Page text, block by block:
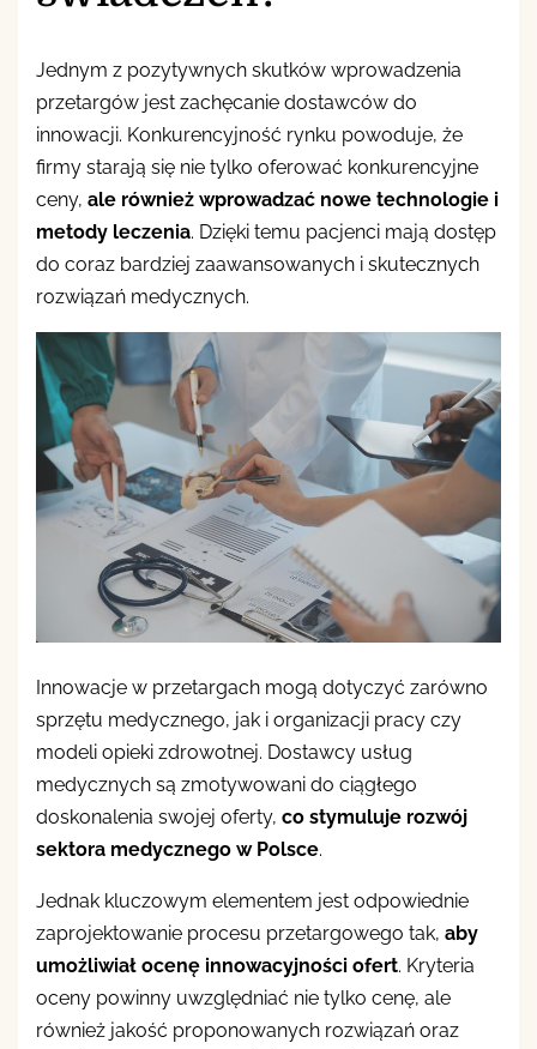
Jednym z pozytywnych skutków wprowadzenia
przetargów jest zachęcanie dostawców do
innowacji. Konkurencyjność rynku powoduje, że
firmy starają się nie tylko oferować konkurencyjne
ceny, ale również wprowadzać nowe technologie i
metody leczenia. Dzięki temu pacjenci mają dostęp
do coraz bardziej zaawansowanych i skutecznych
rozwiązań medycznych.
Innowacje w przetargach mogą dotyczyć zarówno
sprzętu medycznego, jak i organizacji pracy czy
modeli opieki zdrowotnej. Dostawcy usług
medycznych są zmotywowani do ciągłego
doskonalenia swojej oferty, co stymuluje rozwój
sektora medycznego w Polsce.
Jednak kluczowym elementem jest odpowiednie
zaprojektowanie procesu przetargowego tak, aby
umożliwiał ocenę innowacyjności ofert. Kryteria
oceny powinny uwzględniać nie tylko cenę, ale
również jakość proponowanych rozwiązań oraz